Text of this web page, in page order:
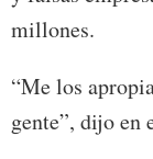
millones.
“Me los
gente”, dijo en